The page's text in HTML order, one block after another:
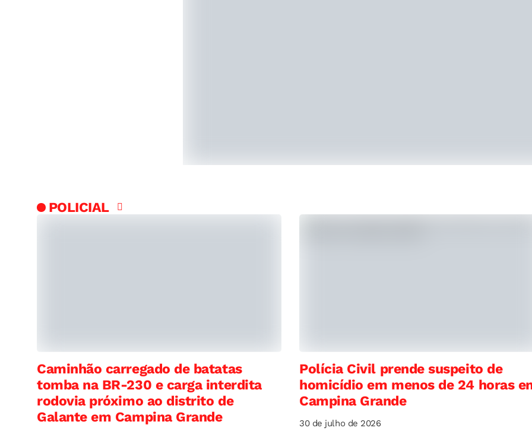
POLICIAL
Caminhão carregado de batatas
tomba na BR-230 e carga interdita
rodovia próximo ao distrito de
Galante em Campina Grande
Polícia Civil prende suspeito de
homicídio em menos de 24 horas
Campina Grande
30 de julho de 2026